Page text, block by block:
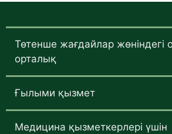
Төтенше жағдайлар жөніндегі
орталық
Ғылыми қызмет
Медицина қызметкерлері үшін